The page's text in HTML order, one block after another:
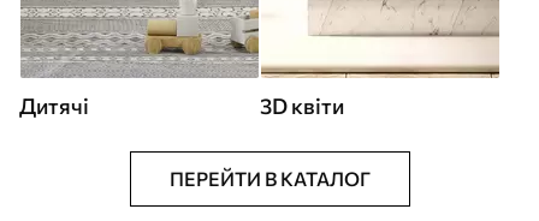
Дитячі 3D квіти
ПЕРЕЙТИ В КАТАЛОГ